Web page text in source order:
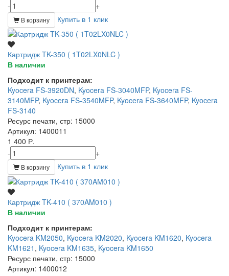
-
+
В корзину Купить в 1 клик
Картридж TK-350 ( 1T02LX0NLC )
В наличии
Подходит к принтерам:
Kyocera FS-3920DN, Kyocera FS-3040MFP, Kyocera FS-
3140MFP, Kyocera FS-3540MFP, Kyocera FS-3640MFP, Kyocera
FS-3140
Ресурс печати, стр: 15000
Артикул: 1400011
1 400 Р.
-
+
В корзину Купить в 1 клик
Картридж TK-410 ( 370AM010 )
В наличии
Подходит к принтерам:
Kyocera KM2050, Kyocera KM2020, Kyocera KM1620, Kyocera
KM1621 , Kyocera KM1635, Kyocera KM1650
Ресурс печати, стр: 15000
Артикул: 1400012